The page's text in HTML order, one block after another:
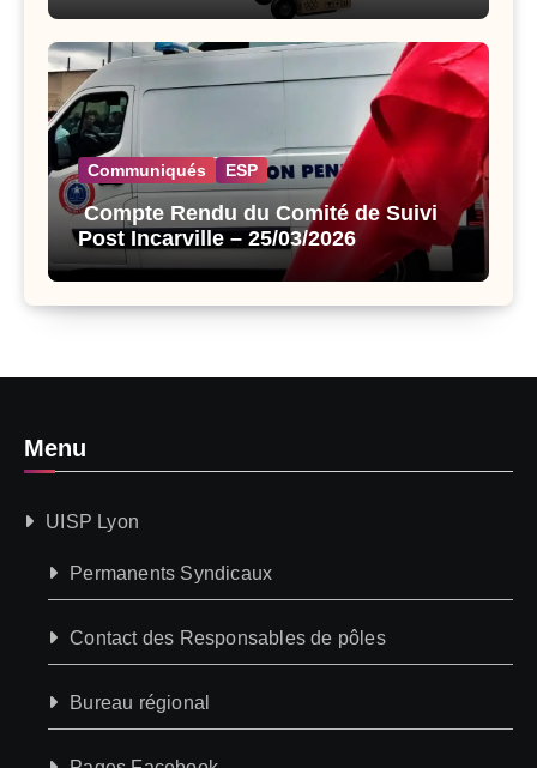
Communiqués ESP
Compte Rendu du Comité de Suivi
Post Incarville – 25/03/2026
Menu
UISP Lyon
Permanents Syndicaux
Contact des Responsables de pôles
Bureau régional